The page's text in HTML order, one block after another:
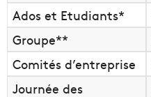
Ados et Etudiants*
Groupe**
Comités d’entreprise
Journée des